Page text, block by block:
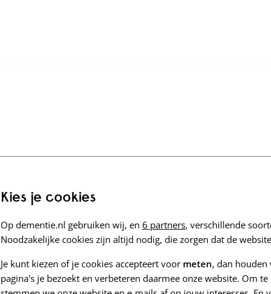
Kies je cookies
Op dementie.nl gebruiken wij, en 6 partners, verschillende
Noodzakelijke cookies zijn altijd nodig, die zorgen dat de
Je kunt kiezen of je cookies accepteert voor meten, dan
pagina's je bezoekt en verbeteren daarmee onze website. Om te